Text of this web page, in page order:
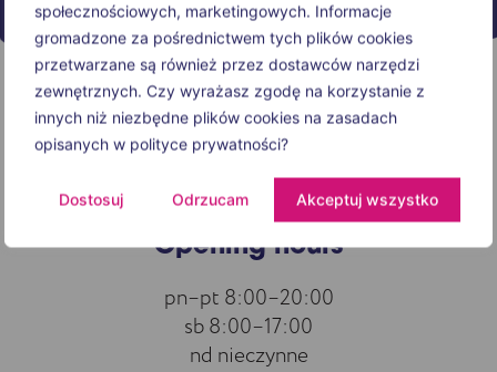
społecznościowych, marketingowych. Informacje
gromadzone za pośrednictwem tych plików cookies
przetwarzane są również przez dostawców narzędzi
zewnętrznych. Czy wyrażasz zgodę na korzystanie z
innych niż niezbędne plików cookies na zasadach
opisanych w polityce prywatności?
Dostosuj Odrzucam Akceptuj wszystko
Opening hours
pn–pt 8:00–20:00
sb 8:00–17:00
nd nieczynne